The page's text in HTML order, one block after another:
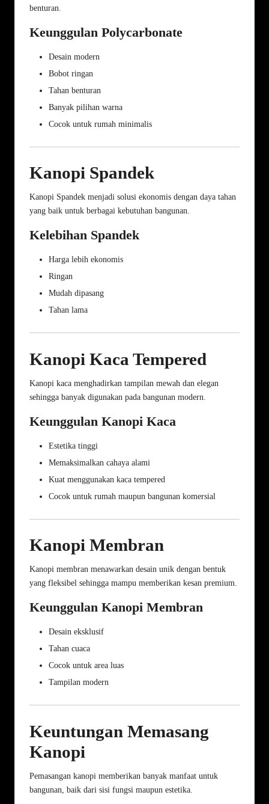
benturan.
Keunggulan Polycarbonate
Desain modern
Bobot ringan
Tahan benturan
Banyak pilihan warna
Cocok untuk rumah minimalis
Kanopi Spandek
Kanopi Spandek menjadi solusi ekonomis dengan daya tahan
yang baik untuk berbagai kebutuhan bangunan.
Kelebihan Spandek
Harga lebih ekonomis
Ringan
Mudah dipasang
Tahan lama
Kanopi Kaca Tempered
Kanopi kaca menghadirkan tampilan mewah dan elegan
sehingga banyak digunakan pada bangunan modern.
Keunggulan Kanopi Kaca
Estetika tinggi
Memaksimalkan cahaya alami
Kuat menggunakan kaca tempered
Cocok untuk rumah maupun bangunan komersial
Kanopi Membran
Kanopi membran menawarkan desain unik dengan bentuk
yang fleksibel sehingga mampu memberikan kesan premium.
Keunggulan Kanopi Membran
Desain eksklusif
Tahan cuaca
Cocok untuk area luas
Tampilan modern
Keuntungan Memasang
Kanopi
Pemasangan kanopi memberikan banyak manfaat untuk
bangunan, baik dari sisi fungsi maupun estetika.